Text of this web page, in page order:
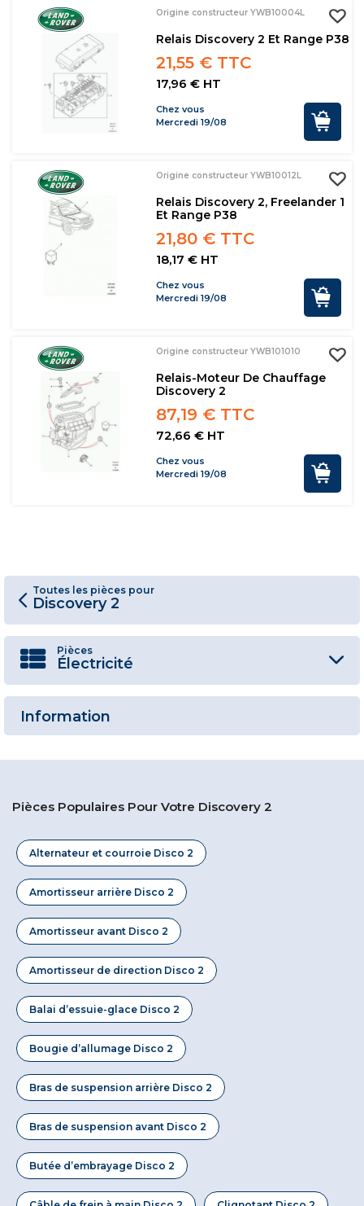
Origine constructeur YWB10004L
Relais Discovery 2 Et Range P38
21,55 € TTC
17,96 € HT
Chez vous
Mercredi 19/08
Origine constructeur YWB10012L
Relais Discovery 2, Freelander 1
Et Range P38
21,80 € TTC
18,17 € HT
Chez vous
Mercredi 19/08
Origine constructeur YWB101010
Relais-Moteur De Chauffage
Discovery 2
87,19 € TTC
72,66 € HT
Chez vous
Mercredi 19/08
Toutes les pièces pour
Discovery 2
Pièces
Électricité
Information
Pièces Populaires Pour Votre Discovery 2
Alternateur et courroie Disco 2
Amortisseur arrière Disco 2
Amortisseur avant Disco 2
Amortisseur de direction Disco 2
Balai d’essuie-glace Disco 2
Bougie d’allumage Disco 2
Bras de suspension arrière Disco 2
Bras de suspension avant Disco 2
Butée d’embrayage Disco 2